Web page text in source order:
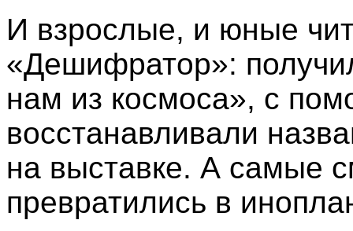
И взрослые, и юные
«Дешифратор»:
нам из космоса», с
восстанавливали
на выставке. А самые
превратились в